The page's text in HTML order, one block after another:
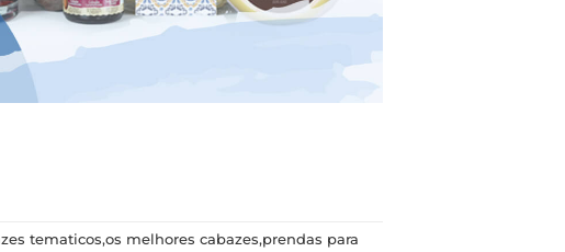
tematicos,os melhores cabazes,prendas para